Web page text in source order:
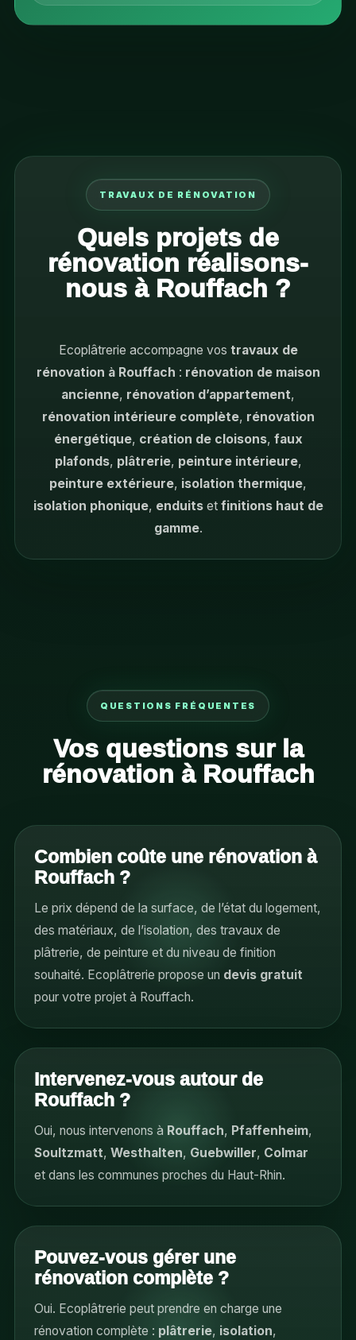
TRAVAUX DE RÉNOVATION
Quels projets de
rénovation réalisons-
nous à Rouffach ?
Ecoplâtrerie accompagne vos travaux de
rénovation à Rouffach : rénovation de maison
ancienne, rénovation d’appartement,
rénovation intérieure complète, rénovation
énergétique, création de cloisons, faux
plafonds, plâtrerie, peinture intérieure,
peinture extérieure, isolation thermique,
isolation phonique, enduitset finitions haut de
gamme.
QUESTIONS FRÉQUENTES
Vos questions sur la
rénovation à Rouffach
Combien coûte une rénovation à
Rouffach ?
Le prix dépend de la surface, de l’état du logement,
des matériaux, de l’isolation, des travaux de
plâtrerie, de peinture et du niveau de finition
souhaité. Ecoplâtrerie propose un devis gratuit
pour votre projet à Rouffach.
Intervenez-vous autour de
Rouffach ?
Oui, nous intervenons à Rouffach, Pfaffenheim,
Soultzmatt, Westhalten, Guebwiller, Colmar
et dans les communes proches du Haut-Rhin.
Pouvez-vous gérer une
rénovation complète ?
Oui. Ecoplâtrerie peut prendre en charge une
rénovation complète : plâtrerie, isolation,